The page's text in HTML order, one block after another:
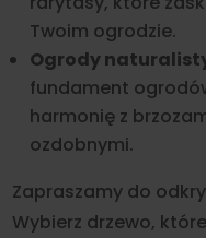
Twoim ogrodzie.
Ogrody
fundament
harmonię z
ozdobnymi.
Zapraszamy do
Wybierz drzewo,